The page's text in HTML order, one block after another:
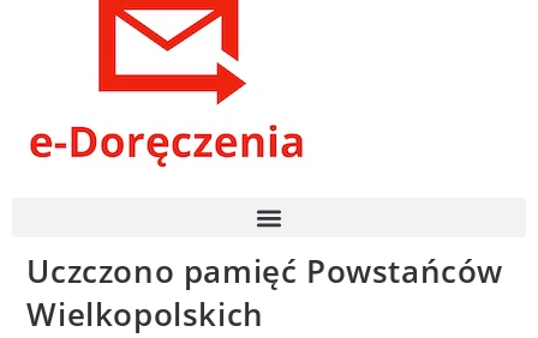
Uczczono pamięć Powstańców
Wielkopolskich